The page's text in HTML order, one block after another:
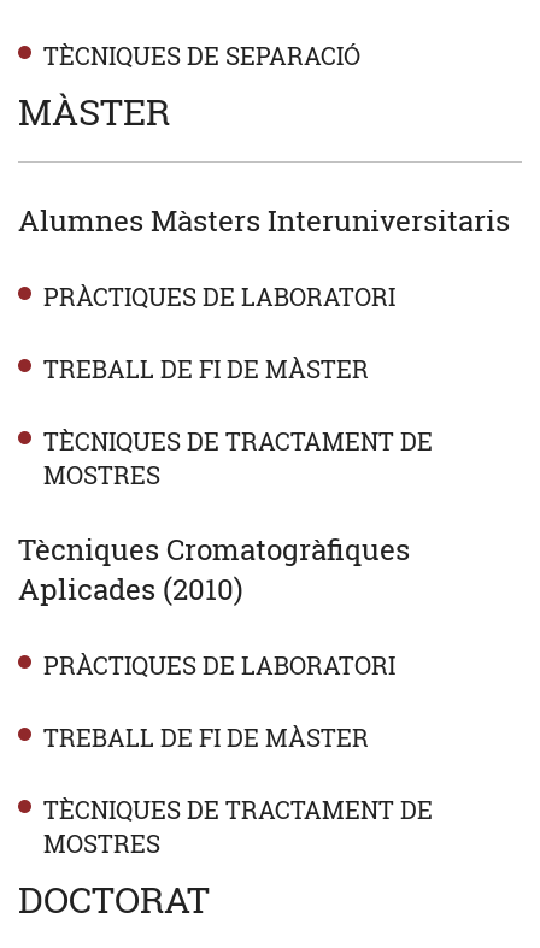
TÈCNIQUES DE SEPARACIÓ
MÀSTER
Alumnes Màsters Interuniversitaris
PRÀCTIQUES DE LABORATORI
TREBALL DE FI DE MÀSTER
TÈCNIQUES DE TRACTAMENT DE
MOSTRES
Tècniques Cromatogràfiques
Aplicades (2010)
PRÀCTIQUES DE LABORATORI
TREBALL DE FI DE MÀSTER
TÈCNIQUES DE TRACTAMENT DE
MOSTRES
DOCTORAT